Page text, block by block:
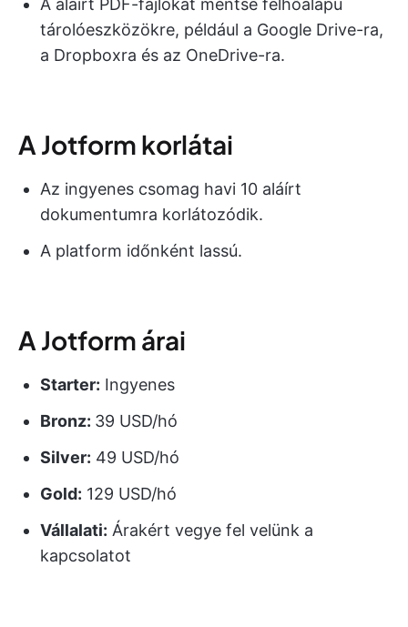
A aláírt PDF-fájlokat mentse felhőalapú
tárolóeszközökre, például a Google Drive-ra,
a Dropboxra és az OneDrive-ra.
A Jotform korlátai
Az ingyenes csomag havi 10 aláírt
dokumentumra korlátozódik.
A platform időnként lassú.
A Jotform árai
Starter: Ingyenes
Bronz: 39 USD/hó
Silver: 49 USD/hó
Gold: 129 USD/hó
Vállalati: Árakért vegye fel velünk a
kapcsolatot